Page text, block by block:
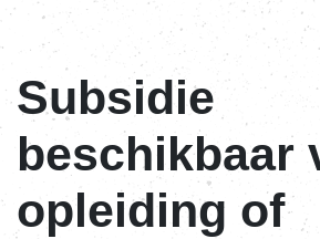
Subsidie
beschikbaar
opleiding of